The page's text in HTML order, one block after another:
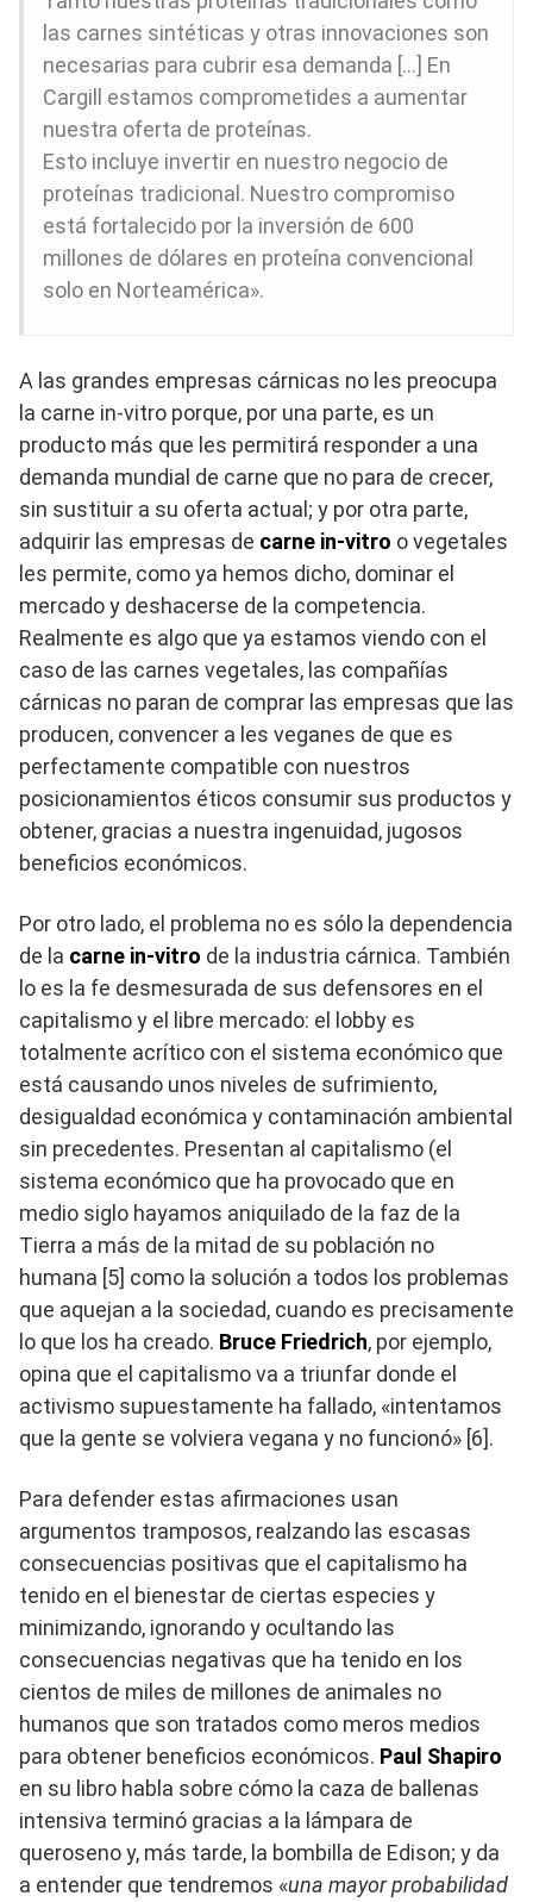
las carnes sintéticas y otras innovaciones son
necesarias para cubrir esa demanda […] En
Cargill estamos comprometides a aumentar
nuestra oferta de proteínas.
Esto incluye invertir en nuestro negocio de
proteínas tradicional. Nuestro compromiso
está fortalecido por la inversión de 600
millones de dólares en proteína convencional
solo en Norteamérica».
A las grandes empresas cárnicas no les preocupa
la carne in-vitro porque, por una parte, es un
producto más que les permitirá responder a una
demanda mundial de carne que no para de crecer,
sin sustituir a su oferta actual; y por otra parte,
adquirir las empresas de carne in-vitro o vegetales
les permite, como ya hemos dicho, dominar el
mercado y deshacerse de la competencia.
Realmente es algo que ya estamos viendo con el
caso de las carnes vegetales, las compañías
cárnicas no paran de comprar las empresas que las
producen, convencer a les veganes de que es
perfectamente compatible con nuestros
posicionamientos éticos consumir sus productos y
obtener, gracias a nuestra ingenuidad, jugosos
beneficios económicos.
Por otro lado, el problema no es sólo la dependencia
de la carne in-vitro de la industria cárnica. También
lo es la fe desmesurada de sus defensores en el
capitalismo y el libre mercado: el lobby es
totalmente acrítico con el sistema económico que
está causando unos niveles de sufrimiento,
desigualdad económica y contaminación ambiental
sin precedentes. Presentan al capitalismo (el
sistema económico que ha provocado que en
medio siglo hayamos aniquilado de la faz de la
Tierra a más de la mitad de su población no
humana [5] como la solución a todos los problemas
que aquejan a la sociedad, cuando es precisamente
lo que los ha creado. Bruce Friedrich, por ejemplo,
opina que el capitalismo va a triunfar donde el
activismo supuestamente ha fallado, «intentamos
que la gente se volviera vegana y no funcionó» [6].
Para defender estas afirmaciones usan
argumentos tramposos, realzando las escasas
consecuencias positivas que el capitalismo ha
tenido en el bienestar de ciertas especies y
minimizando, ignorando y ocultando las
consecuencias negativas que ha tenido en los
cientos de miles de millones de animales no
humanos que son tratados como meros medios
para obtener beneficios económicos. Paul Shapiro
en su libro habla sobre cómo la caza de ballenas
intensiva terminó gracias a la lámpara de
queroseno y, más tarde, la bombilla de Edison; y da
a entender que tendremos «una mayor probabilidad